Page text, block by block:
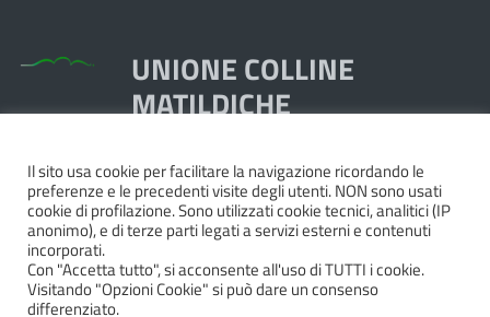
UNIONE COLLINE
MATILDICHE
Piazza Dante, 1,
42020 Quattro Castella RE
Tel. 0522.249211 - Fax 0522.249298
Pec:unione@pec.collinematildiche.it
P.IVA/cod.fisc. 02358290357
Il sito usa cookie per facilitare la navigazione ricordando le
preferenze e le precedenti visite degli utenti. NON sono usati
cookie di profilazione. Sono utilizzati cookie tecnici, analitici (IP
anonimo), e di terze parti legati a servizi esterni e contenuti
incorporati.
Con "Accetta tutto", si acconsente all'uso di TUTTI i cookie.
Visitando "Opzioni Cookie" si può dare un consenso
differenziato.